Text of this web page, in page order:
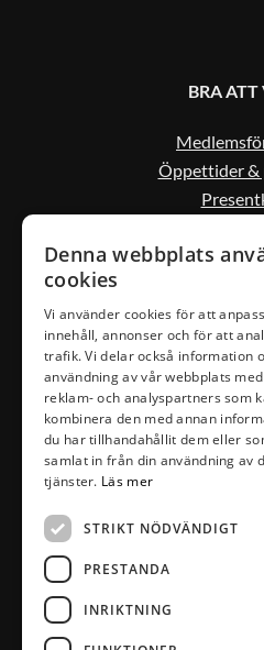
BRA ATT
Öppettider &
KONTAKT VÄXJÖ
0470-
Denna webbplats
cookies
Vi använder cookies för att
innehåll, annonser och för att
trafik. Vi delar också information
användning av vår webbplats
reklam- och analyspartners som
kombinera den med annan
du har tillhandahållit dem eller
samlat in från din användning av
tjänster. Läs mer
STRIKT NÖDVÄNDIGT
PRESTANDA
INRIKTNING